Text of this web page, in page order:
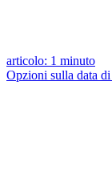
articolo: 1 minuto
Opzioni sulla data